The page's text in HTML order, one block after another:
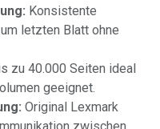
Konsistente
letzten Blatt ohne
zu 40.000 Seiten ideal
geeignet.
Original Lexmark